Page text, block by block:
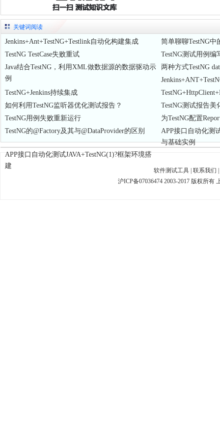
关键词阅读
Jenkins+Ant+TestNG+Testlink自动化构建集成
简单聊聊TestNG中
TestNG TestCase失败重试
TestNG测试用例编
Java结合TestNG，利用XML做数据源的数据驱动示
例
两种方式TestNG
TestNG+Jenkins持续集成
如何利用TestNG监听器优化测试报告？
TestNG测试报告美
TestNG用例失败重新运行
为TestNG配置
TestNG的@Factory及其与@DataProvider的区别
APP接口自动化测
与基础实例
APP接口自动化测试JAVA+TestNG(1)?框架环境搭
建
软件测试工具 联系我们
沪ICP备07036474 2003-2017 版权所有